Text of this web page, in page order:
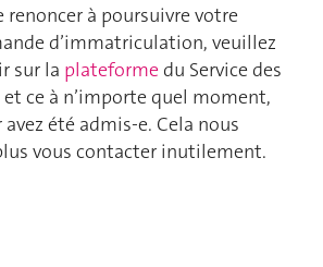
renoncer à poursuivre votre
d’immatriculation, veuillez
sur la plateforme du Service des
ce à n’importe quel moment,
été admis-e. Cela nous
vous contacter inutilement.